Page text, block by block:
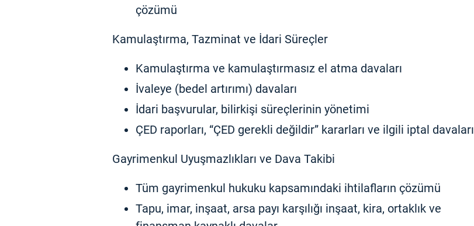
çözümü
Kamulaştırma, Tazminat ve İdari Süreçler
Kamulaştırma ve kamulaştırmasız el atma davaları
İvaleye (bedel artırımı) davaları
İdari başvurular, bilirkişi süreçlerinin yönetimi
ÇED raporları, “ÇED gerekli değildir” kararları ve ilgili iptal davaları
Gayrimenkul Uyuşmazlıkları ve Dava Takibi
Tüm gayrimenkul hukuku kapsamındaki ihtilafların çözümü
Tapu, imar, inşaat, arsa payı karşılığı inşaat, kira, ortaklık ve